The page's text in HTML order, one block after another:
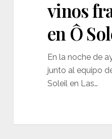
vinos
en Ô
En la noche de
junto al equipo
Soleil en Las…